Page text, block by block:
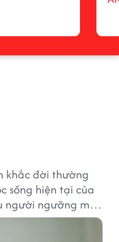
khắc đời thường
sống hiện tại của
người ngưỡng mộ
sân khấu.